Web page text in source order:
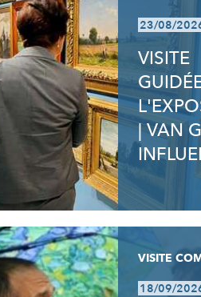
23/08/
VISITE
| VAN
VISITE
18/09/